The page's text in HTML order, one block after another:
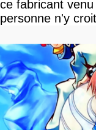
ce fabricant
personne n'y